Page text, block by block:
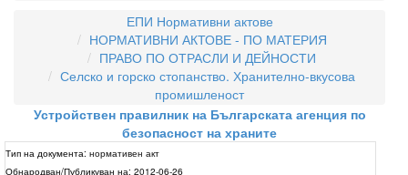
ЕПИ Нормативни актове
НОРМАТИВНИ АКТОВЕ - ПО МАТЕРИЯ
ПРАВО ПО ОТРАСЛИ И ДЕЙНОСТИ
Селско и горско стопанство. Хранително-вкусова
промишленост
Устройствен правилник на Българската агенция по
безопасност на храните
Тип на документа: нормативен акт
Обнародван/Публикуван на: 2012-06-26